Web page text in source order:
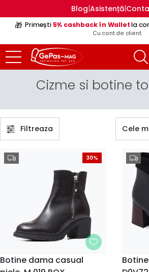
Blog|Asistență|
🎁 Primești 5% cashback în Walletla
Cu cont de client.
Cizme si botine
Filtreaza
30%
MARIME
Botine dama casual
MARIME